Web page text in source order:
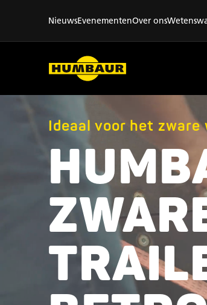
NieuwsEvenementenOver ons
Ideaal voor het zware